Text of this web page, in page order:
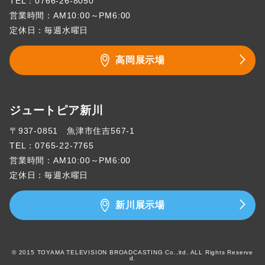
営業時間：AM10:00～PM6:00
定休日：毎週水曜日
高岡展示場
ジュートピア新川
〒937-0851 魚津市住吉567-1
TEL：0765-22-7765
営業時間：AM10:00～PM6:00
定休日：毎週水曜日
新川展示場
© 2015 TOYAMA TELEVISION BROADCASTING Co.,ltd. ALL Rights Reserve
d.